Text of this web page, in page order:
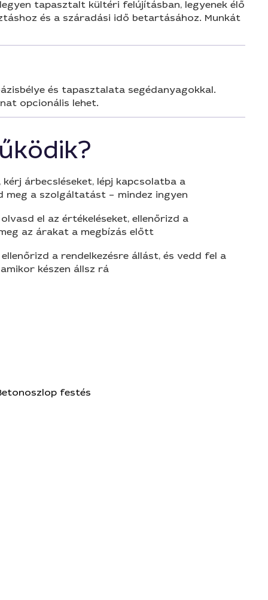
tapasztalt kültéri felújításban, legyenek élő
és a száradási idő betartásához. Munkát
és tapasztalata segédanyagokkal.
opcionális lehet.
árbecsléseket, lépj kapcsolatba a
meg a szolgáltatást – mindez ingyen
el az értékeléseket, ellenőrizd a
az árakat a megbízás előtt
a rendelkezésre állást, és vedd fel a
készen állsz rá
festés